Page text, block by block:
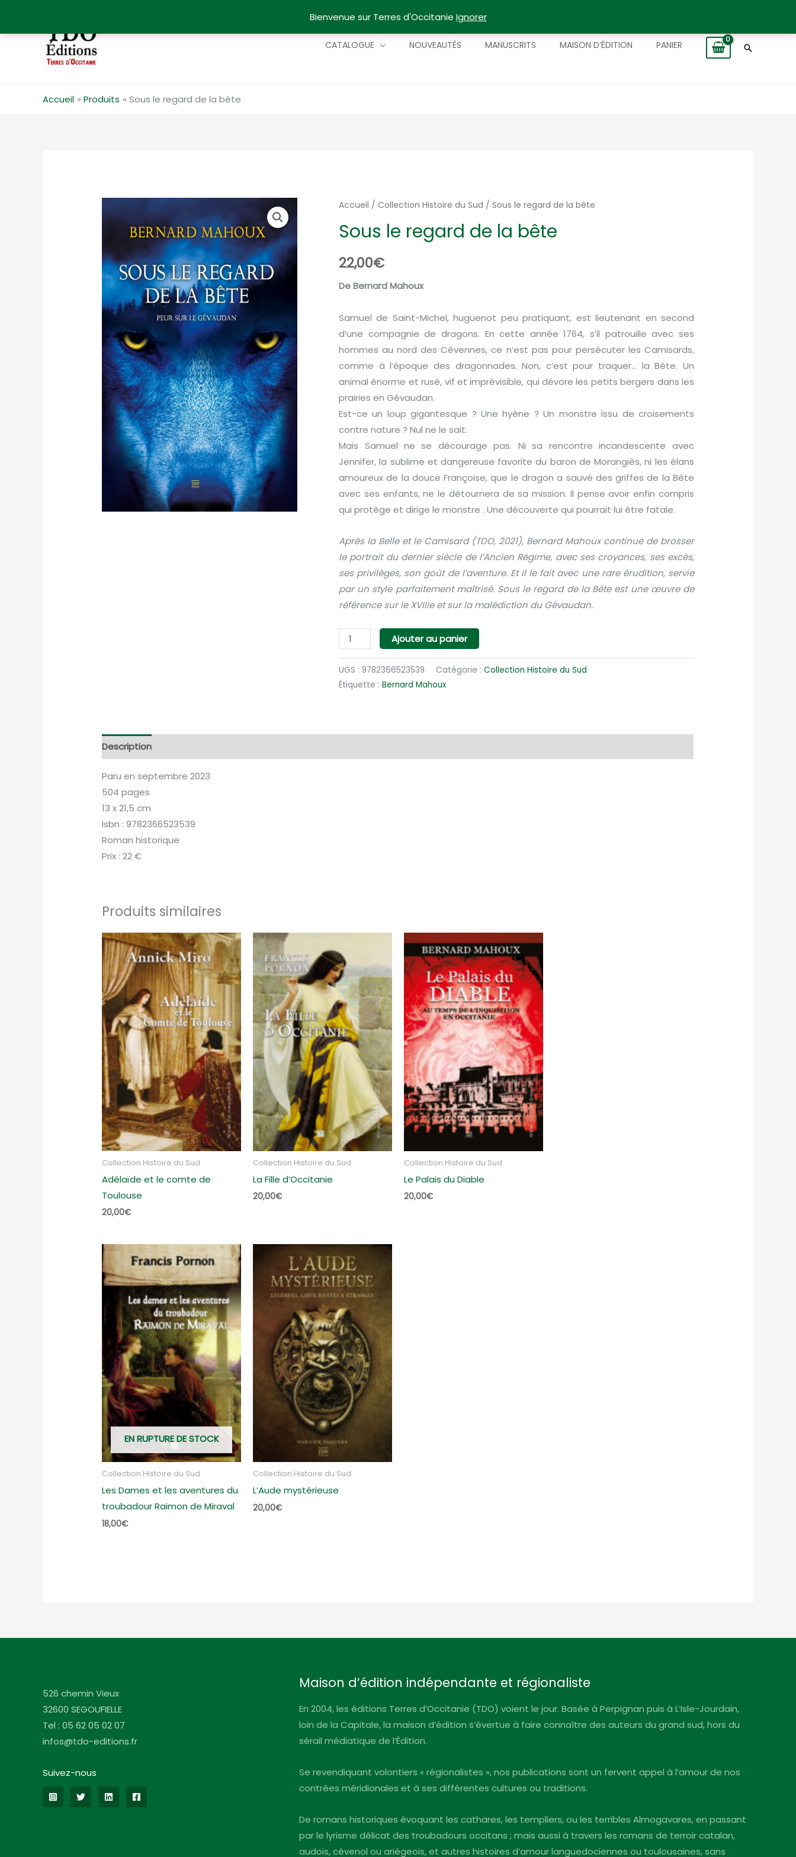
Bienvenue sur Terres d'Occitanie Ignorer
CATALOGUE NOUVEAUTÉS MANUSCRITS MAISON D’ÉDITION PANIER
Accueil Produits Sous le regard de la bête
Accueil /Collection Histoire du Sud / Sous le regard de la bête
Sous le regard de la bête
22,00€
De Bernard Mahoux
Samuel de Saint-Michel, huguenot peu pratiquant, est lieutenant en second
d’une compagnie de dragons. En cette année 1764, s’il patrouille avec ses
hommes au nord des Cévennes, ce n’est pas pour persécuter les Camisards,
comme à l’époque des dragonnades. Non, c’est pour traquer… la Bête. Un
animal énorme et rusé, vif et imprévisible, qui dévore les petits bergers dans les
prairies en Gévaudan.
Est-ce un loup gigantesque ? Une hyène ? Un monstre issu de croisements
contre nature ? Nul ne le sait.
Mais Samuel ne se décourage pas. Ni sa rencontre incandescente avec
Jennifer, la sublime et dangereuse favorite du baron de Morangiès, ni les élans
amoureux de la douce Françoise, que le dragon a sauvé des griffes de la Bête
avec ses enfants, ne le détournera de sa mission. Il pense avoir enfin compris
qui protège et dirige le monstre . Une découverte qui pourrait lui être fatale.
Après la Belle et le Camisard (TDO, 2021), Bernard Mahoux continue de brosser
le portrait du dernier siècle de l’Ancien Régime, avec ses croyances, ses excès,
ses privilèges, son goût de l’aventure. Et il le fait avec une rare érudition, servie
par un style parfaitement maîtrisé. Sous le regard de la Bête est une œuvre de
référence sur le XVIIIe et sur la malédiction du Gévaudan.
quantité
de
Sous
le
la
Ajouter au panier
UGS :9782366523539 Catégorie :Collection Histoire du Sud
Étiquette :Bernard Mahoux
Description
Paru en septembre 2023
504 pages
13 x 21,5 cm
Isbn : 9782366523539
Roman historique
Prix : 22 €
Produits similaires
Collection Histoire du Sud
Adélaïde et le comte de
Toulouse
20,00€
Collection Histoire du Sud
La Fille d’Occitanie
20,00€
Collection Histoire du Sud
Le Palais du Diable
20,00€
EN RUPTURE DE STOCK
Collection Histoire du Sud
Les Dames et les aventures du
troubadour Raimon de Miraval
18,00€
Collection Histoire du Sud
L’Aude mystérieuse
20,00€
526 chemin Vieux
32600 SEGOUFIELLE
Tel : 05 62 05 02 07
infos@tdo-editions.fr
Suivez-nous
Maison d’édition indépendante et régionaliste
En 2004, les éditions Terres d’Occitanie (TDO) voient le jour. Basée à Perpignan puis à L’Isle-Jourdain,
loin de la Capitale, la maison d’édition s’évertue à faire connaître des auteurs du grand sud, hors du
sérail médiatique de l’Édition.
Se revendiquant volontiers « régionalistes », nos publications sont un fervent appel à l’amour de nos
contrées méridionales et à ses différentes cultures ou traditions.
De romans historiques évoquant les cathares, les templiers, ou les terribles Almogavares, en passant
par le lyrisme délicat des troubadours occitans ; mais aussi à travers les romans de terroir catalan,
audois, cévenol ou ariégeois, et autres histoires d’amour languedociennes ou toulousaines, sans